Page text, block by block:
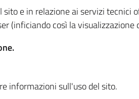
e in relazione ai servizi
(inficiando così la visualizzazione
informazioni sull'uso del sito.